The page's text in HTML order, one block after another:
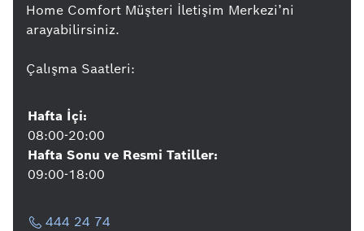
Home Comfort Müşteri İletişim Merkezi’ni
arayabilirsiniz.
Çalışma Saatleri:
Hafta İçi:
08:00-20:00
Hafta Sonu ve Resmi Tatiller:
09:00-18:00
444 24 74